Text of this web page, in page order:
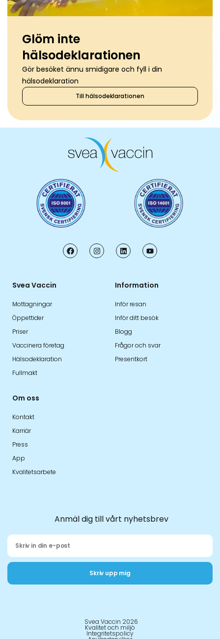
Glöm inte
hälsodeklarationen
Gör besöket ännu smidigare och fyll i din
hälsodeklaration
Till hälsodeklarationen
Svea Vaccin
Mottagningar
Öppettider
Priser
Vaccinera företag
Hälsodeklaration
Fullmakt
Information
Inför resan
Inför ditt besök
Blogg
Frågor och svar
Presentkort
Om oss
Kontakt
Karriär
Press
App
Kvalitetsarbete
Anmäl dig till vårt nyhetsbrev
Skriv upp mig
Svea Vaccin 2026
Kvalitet och miljö
Integritetspolicy